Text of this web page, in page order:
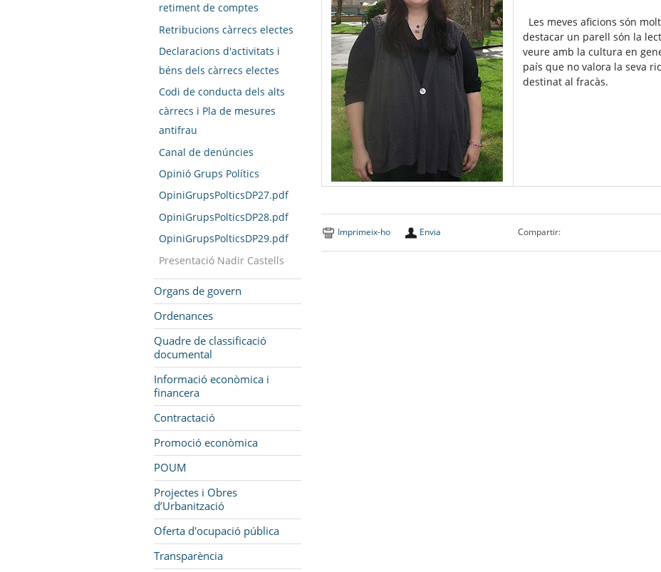
retiment de comptes
Retribucions càrrecs electes
Declaracions d'activitats i
béns dels càrrecs electes
Codi de conducta dels alts
càrrecs i Pla de mesures
antifrau
Canal de denúncies
Opinió Grups Polítics
OpiniGrupsPolticsDP27.pdf
OpiniGrupsPolticsDP28.pdf
OpiniGrupsPolticsDP29.pdf
Presentació Nadir Castells
Organs de govern
Ordenances
Quadre de classificació
documental
Informació econòmica i
financera
Contractació
Promoció econòmica
POUM
Projectes i Obres
d’Urbanització
Oferta d'ocupació pública
Transparència
Les meves aficions són
destacar un parell són la
veure amb la cultura en
país que no valora la seva
destinat al fracàs.
Imprimeix-ho Envia Compartir: